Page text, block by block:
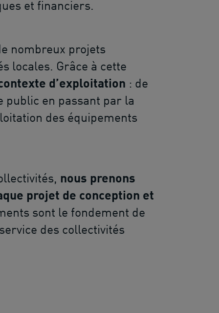
et financiers.
nombreux projets
locales. Grâce à cette
d’exploitation : de
public en passant par la
des équipements
nous prenons
projet de conception et
sont le fondement de
des collectivités